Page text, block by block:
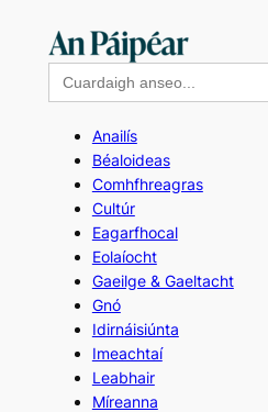
contentSearch
for:
Anailís
Béaloideas
Comhfhreagras
Cultúr
Eagarfhocal
Eolaíocht
Gaeilge & Gaeltacht
Gnó
Idirnáisiúnta
Imeachtaí
Leabhair
Míreanna